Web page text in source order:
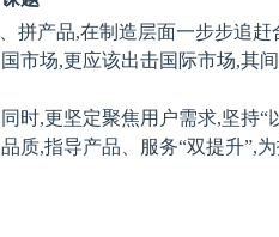
拼产品,在制造层面一步步追
市场,更应该出击国际市场,其
时,更坚定聚焦用户需求,坚持“
质,指导产品、服务“双提升”,